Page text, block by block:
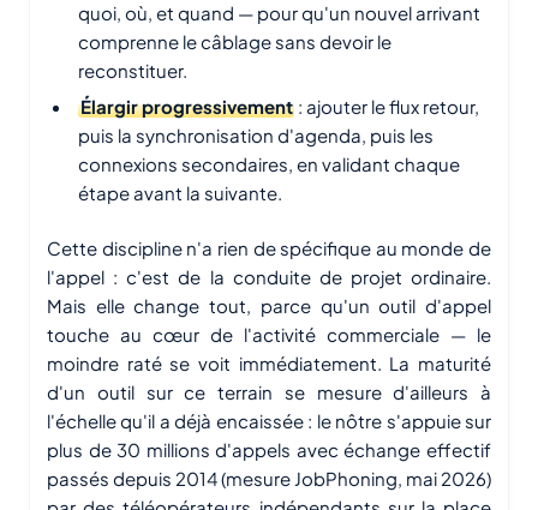
quoi, où, et quand — pour qu'un nouvel arrivant
comprenne le câblage sans devoir le
reconstituer.
Élargir progressivement : ajouter le flux retour,
puis la synchronisation d'agenda, puis les
connexions secondaires, en validant chaque
étape avant la suivante.
Cette discipline n'a rien de spécifique au monde de
l'appel : c'est de la conduite de projet ordinaire.
Mais elle change tout, parce qu'un outil d'appel
touche au cœur de l'activité commerciale — le
moindre raté se voit immédiatement. La maturité
d'un outil sur ce terrain se mesure d'ailleurs à
l'échelle qu'il a déjà encaissée : le nôtre s'appuie sur
plus de 30 millions d'appels avec échange effectif
passés depuis 2014 (mesure JobPhoning, mai 2026)